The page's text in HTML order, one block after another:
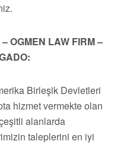
OGMEN LAW FIRM –
Birleşik Devletleri
hizmet vermekte olan
alanlarda
taleplerini en iyi